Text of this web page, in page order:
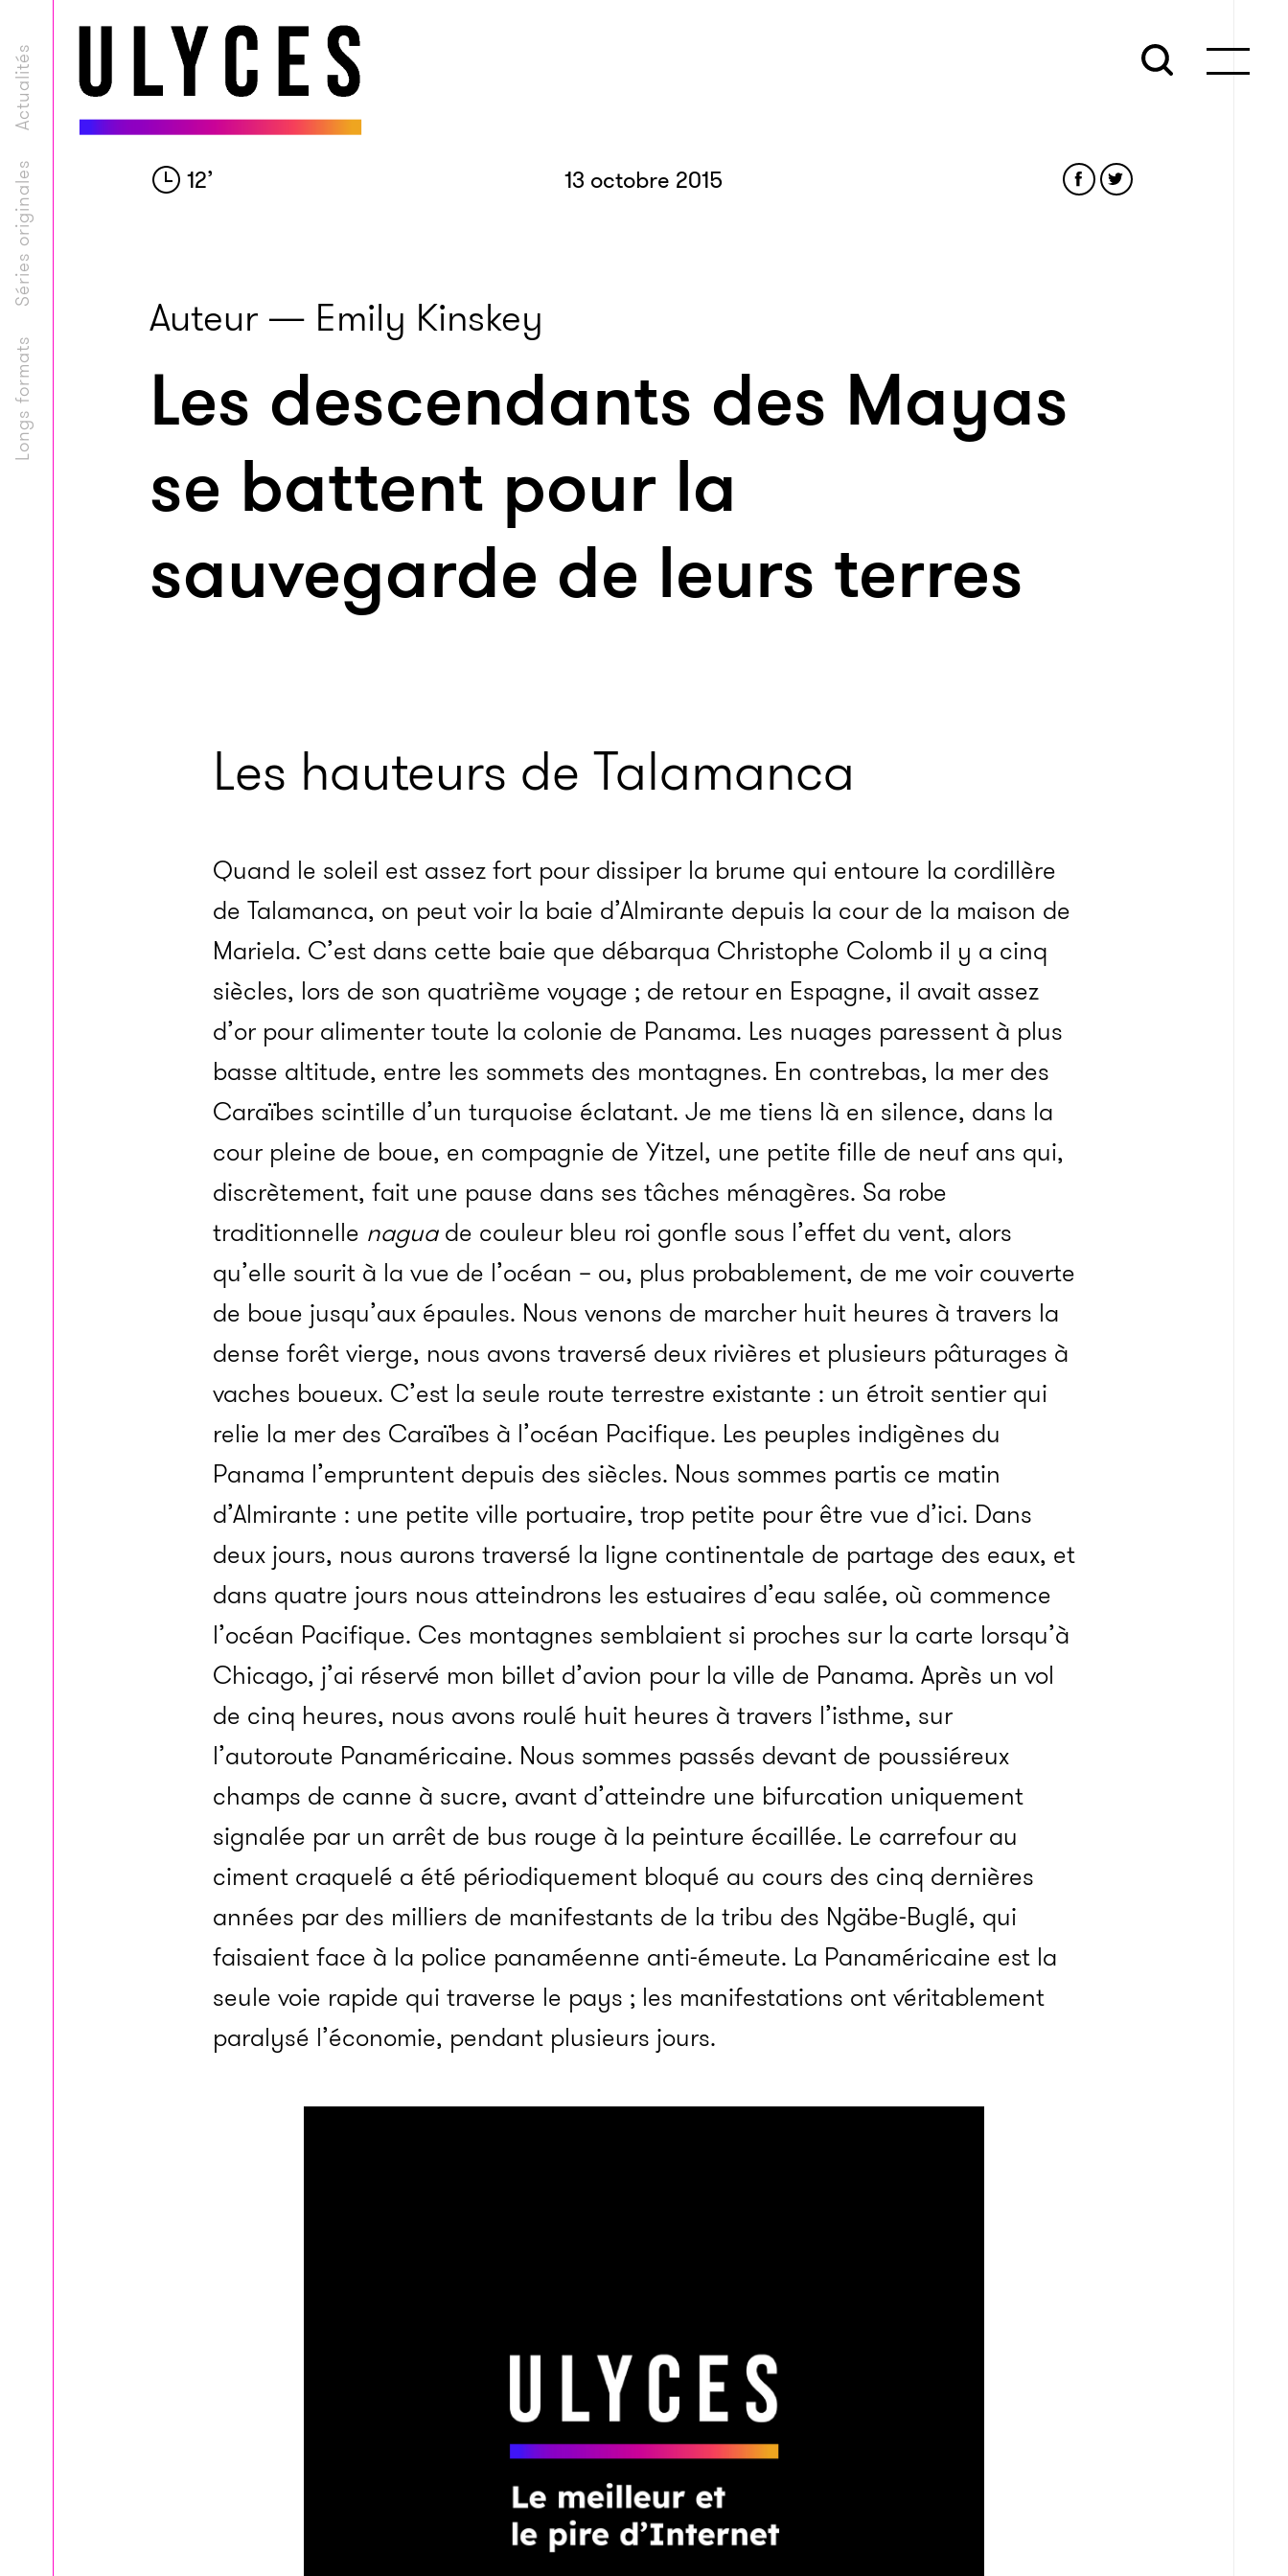
Longs formats
Séries originales
Actualités
12’ 13 octobre 2015
Auteur — Emily Kinskey
Les descendants des Mayas
se battent pour la
sauvegarde de leurs terres
Les hauteurs de Talamanca
Quand le soleil est assez fort pour dissiper la brume qui entoure la cordillère
de Talamanca, on peut voir la baie d’Almirante depuis la cour de la maison de
Mariela. C’est dans cette baie que débarqua Christophe Colomb il y a cinq
siècles, lors de son quatrième voyage ; de retour en Espagne, il avait assez
d’or pour alimenter toute la colonie de Panama. Les nuages paressent à plus
basse altitude, entre les sommets des montagnes. En contrebas, la mer des
Caraïbes scintille d’un turquoise éclatant. Je me tiens là en silence, dans la
cour pleine de boue, en compagnie de Yitzel, une petite fille de neuf ans qui,
discrètement, fait une pause dans ses tâches ménagères. Sa robe
traditionnelle naguade couleur bleu roi gonfle sous l’effet du vent, alors
qu’elle sourit à la vue de l’océan – ou, plus probablement, de me voir couverte
de boue jusqu’aux épaules. Nous venons de marcher huit heures à travers la
dense forêt vierge, nous avons traversé deux rivières et plusieurs pâturages à
vaches boueux. C’est la seule route terrestre existante : un étroit sentier qui
relie la mer des Caraïbes à l’océan Pacifique. Les peuples indigènes du
Panama l’empruntent depuis des siècles. Nous sommes partis ce matin
d’Almirante : une petite ville portuaire, trop petite pour être vue d’ici. Dans
deux jours, nous aurons traversé la ligne continentale de partage des eaux, et
dans quatre jours nous atteindrons les estuaires d’eau salée, où commence
l’océan Pacifique. Ces montagnes semblaient si proches sur la carte lorsqu’à
Chicago, j’ai réservé mon billet d’avion pour la ville de Panama. Après un vol
de cinq heures, nous avons roulé huit heures à travers l’isthme, sur
l’autoroute Panaméricaine. Nous sommes passés devant de poussiéreux
champs de canne à sucre, avant d’atteindre une bifurcation uniquement
signalée par un arrêt de bus rouge à la peinture écaillée. Le carrefour au
ciment craquelé a été périodiquement bloqué au cours des cinq dernières
années par des milliers de manifestants de la tribu des Ngäbe-Buglé, qui
faisaient face à la police panaméenne anti-émeute. La Panaméricaine est la
seule voie rapide qui traverse le pays ; les manifestations ont véritablement
paralysé l’économie, pendant plusieurs jours.